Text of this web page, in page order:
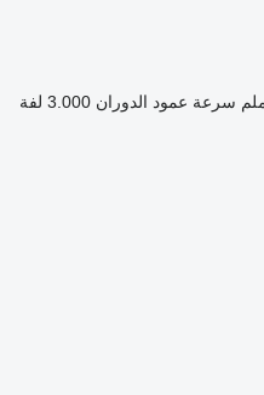
سرعة عمود الدوران
3.000 لفة